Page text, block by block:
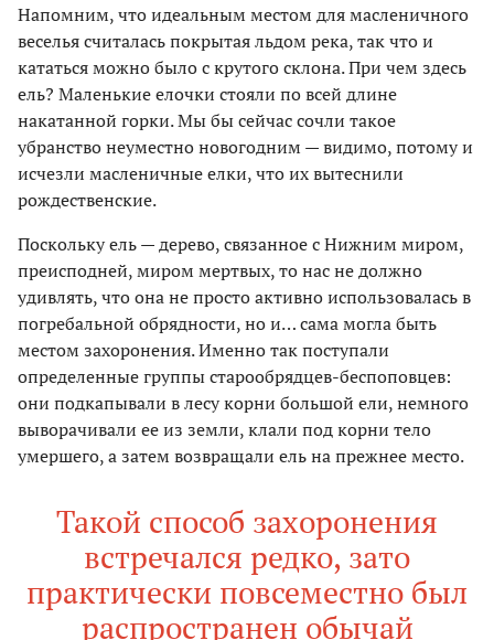
Напомним, что идеальным местом для масленичного
веселья считалась покрытая льдом река, так что и
кататься можно было с крутого склона. При чем здесь
ель? Маленькие елочки стояли по всей длине
накатанной горки. Мы бы сейчас сочли такое
убранство неуместно новогодним — видимо, потому и
исчезли масленичные елки, что их вытеснили
рождественские.
Поскольку ель — дерево, связанное с Нижним миром,
преисподней, миром мертвых, то нас не должно
удивлять, что она не просто активно использовалась в
погребальной обрядности, но и… сама могла быть
местом захоронения. Именно так поступали
определенные группы старообрядцев-беспоповцев:
они подкапывали в лесу корни большой ели, немного
выворачивали ее из земли, клали под корни тело
умершего, а затем возвращали ель на прежнее место.
Такой способ захоронения
встречался редко, зато
практически повсеместно был
распространен обычай